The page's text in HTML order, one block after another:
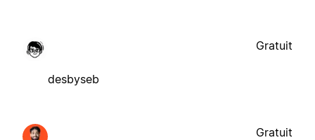
desbyseb
Gratuit
Gratuit